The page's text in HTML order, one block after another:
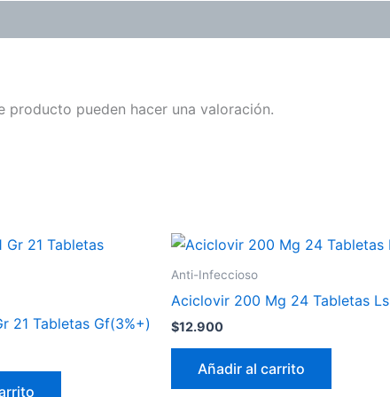
producto pueden hacer una valoración.
21 Tabletas Gf(3%+)
Anti-Infeccioso
Aciclovir 200 Mg 24 Tabletas Ls
$12.900
Añadir al carrito